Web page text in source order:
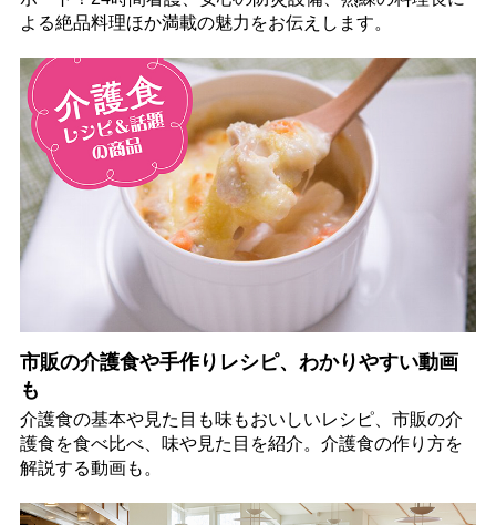
よる絶品料理ほか満載の魅力をお伝えします。
市販の介護食や手作りレシピ、わかりやすい動画
も
介護食の基本や見た目も味もおいしいレシピ、市販の介
護食を食べ比べ、味や見た目を紹介。介護食の作り方を
解説する動画も。